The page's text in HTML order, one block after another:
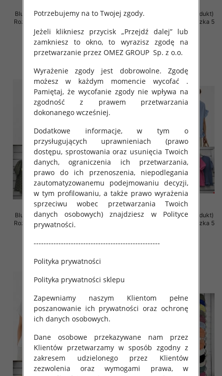
Bluzki damskie (Włoskie produkt)
Roz Standard, Mix Kolor Paczka 5
szt
41.00 zł
szczegóły
Bluzki damskie (Włoskie produkt)
Roz Standard, Mix Kolor Paczka 5
szt
39.00 zł
szczegóły
Bluzki damskie (Włoskie produkt)
Roz Standard, Mix Kolor Paczka 5
34.00 zł
szczegóły
Bluzki damskie (Włoskie produkt)
Roz Standard, Mix Kolor Paczka 5
31.00 zł
Potrzebujemy na to Twojej zgody.
Jeżeli klikniesz przycisk „Przejdź dalej” lub
zamkniesz to okno, to wyrazisz zgodę na
przetwarzanie przez OMEZ GROUP Sp. z o.o.
Wyrażenie zgody jest dobrowolne. Zgodę
możesz w każdym momencie wycofać .
Pamiętaj, że wycofanie zgody nie wpływa na
zgodność z prawem przetwarzania
dokonanego wcześniej.
Dodatkowe informacje, w tym o
przysługujących uprawnieniach (prawo
dostępu, sprostowania oraz usunięcia Twoich
danych, ograniczenia ich przetwarzania,
prawo do ich przenoszenia, niepodlegania
zautomatyzowanemu podejmowaniu decyzji,
w tym profilowaniu, a także prawo wyrażenia
sprzeciwu wobec przetwarzania Twoich
danych osobowych) znajdziesz w Polityce
prywatności.
---------------------------------------------------
Polityka prywatności
Polityka prywatności sklepu
Zapewniamy naszym Klientom pełne
poszanowanie ich prywatności oraz ochronę
ich danych osobowych.
Dane osobowe przekazywane nam przez
Klientów przetwarzamy w sposób zgodny z
zakresem udzielonego przez Klientów
zezwolenia oraz wymogami prawa, w